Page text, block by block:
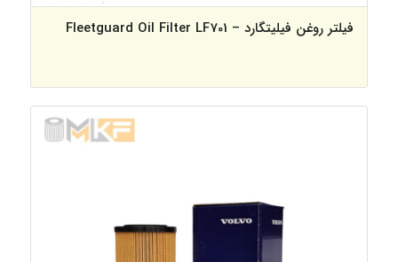
فیلتر روغن فیلیتگارد – Fleetguard Oil Filter LF701